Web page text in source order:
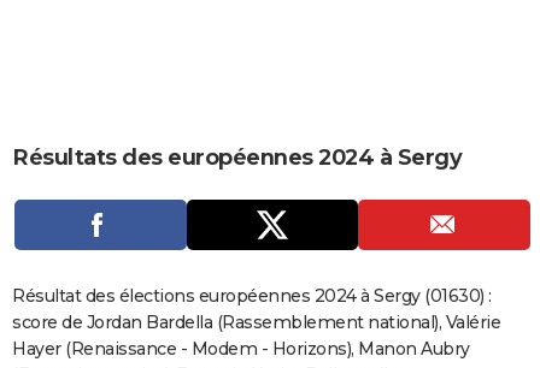
CARTE DE VOEUX
Carte de Noël
Carte Bonne année
Carte Saint-Valentin
Carte Pâques
Carte d'anniversaire
DICTIONNAIRE
Dictionnaire
Biographies
Citations
Expressions
Proverbes
PROGRAMME TV
COPAINS D'AVANT
S'inscrire
Se connecter
Lycées
Collèges
Primaires
Universités
Entreprises
Service militaire
Avis de recherche
AVIS DE DÉCÈS
Résultats des européennes 2024 à Sergy
Résultat des élections européennes 2024 à Sergy (01630) :
score de Jordan Bardella (Rassemblement national), Valérie
Hayer (Renaissance - Modem - Horizons), Manon Aubry